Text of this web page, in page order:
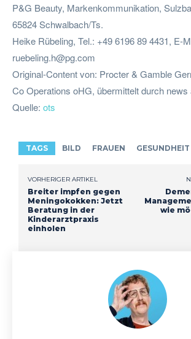
P&G Beauty, Markenkommunikation,
65824 Schwalbach/Ts.
Heike Rübeling, Tel.: +49 6196 89 4431, E-
ruebeling.h@pg.com
Original-Content von: Procter & Gamble
Co Operations oHG, übermittelt durch news
Quelle: ots
TAGS BILD FRAUEN GESUNDHEIT
VORHERIGER ARTIKEL
Breiter impfen gegen
Meningokokken: Jetzt
Beratung in der
Kinderarztpraxis
einholen
wie